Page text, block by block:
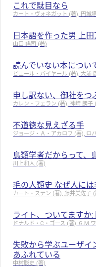
これで駄目なら
カート・ヴォネガット (著), 円城
日本語を作った男 上
山口 謠司 (著)
読んでいない本につい
ピエール・バイヤール (著), 大浦
申し訳ない、御社をつ
カレン・フェラン (著), 神崎 朗子
不道徳な見えざる手
ジョージ・Ａ・アカロフ (著), ロ
鳥類学者だからって、
川上和人 (著)
毛の人類史 なぜ人に
カート・ステン (著), 藤井美佐子 (
ライト、ついてますか
ドナルド・C・ゴース (著), G.M.
失敗から学ぶユーザ
あふれている
中村聡史 (著)